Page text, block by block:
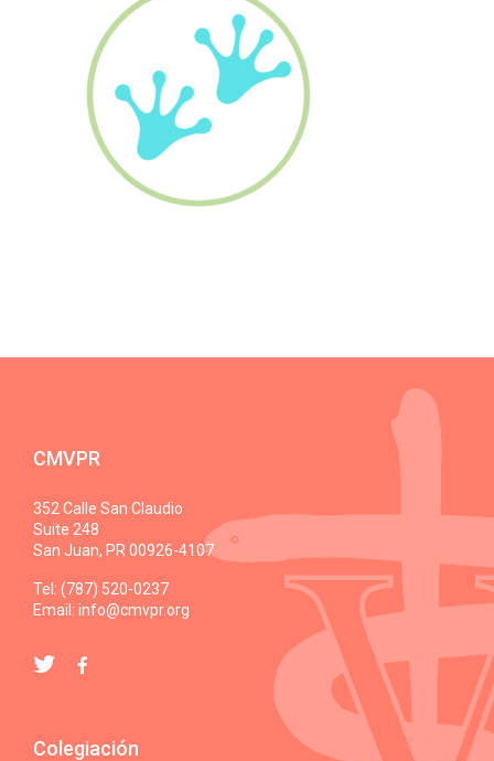
CMVPR
352 Calle San Claudio
Suite 248
San Juan, PR 00926-4107
Tel: (787) 520-0237
Email: info@cmvpr.org
Colegiación